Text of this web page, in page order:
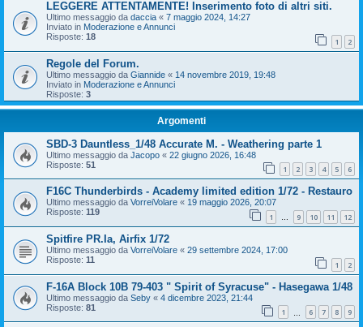
LEGGERE ATTENTAMENTE! Inserimento foto di altri siti.
Ultimo messaggio da daccia « 7 maggio 2024, 14:27
Inviato in Moderazione e Annunci
Risposte: 18 1 2
Regole del Forum.
Ultimo messaggio da Giannide « 14 novembre 2019, 19:48
Inviato in Moderazione e Annunci
Risposte: 3
Argomenti
SBD-3 Dauntless_1/48 Accurate M. - Weathering parte 1
Ultimo messaggio da Jacopo « 22 giugno 2026, 16:48
Risposte: 51 1 2 3 4 5 6
F16C Thunderbirds - Academy limited edition 1/72 - Restauro
Ultimo messaggio da VorreiVolare « 19 maggio 2026, 20:07
Risposte: 119 1 … 9 10 11 12
Spitfire PR.Ia, Airfix 1/72
Ultimo messaggio da VorreiVolare « 29 settembre 2024, 17:00
Risposte: 11 1 2
F-16A Block 10B 79-403 " Spirit of Syracuse" - Hasegawa 1/48
Ultimo messaggio da Seby « 4 dicembre 2023, 21:44
Risposte: 81 1 6 7 8 9